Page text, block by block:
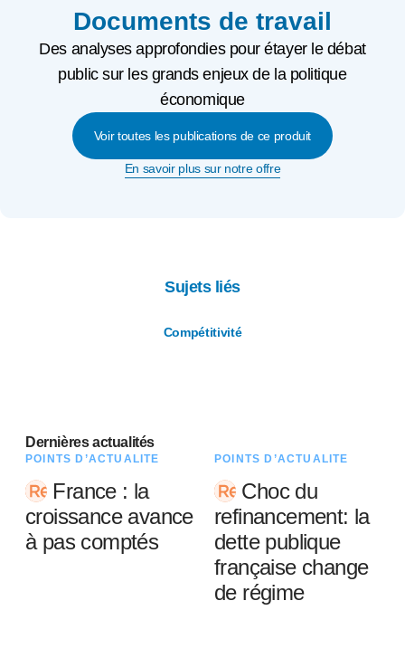
Documents de travail
Des analyses approfondies pour étayer le débat
public sur les grands enjeux de la politique
économique
Voir toutes les publications de ce produit
En savoir plus sur notre offre
Sujets liés
Compétitivité
Dernières actualités
POINTS D’ACTUALITÉ
France : la
croissance avance
à pas comptés
POINTS D’ACTUALITÉ
Choc du
refinancement: la
dette publique
française change
de régime